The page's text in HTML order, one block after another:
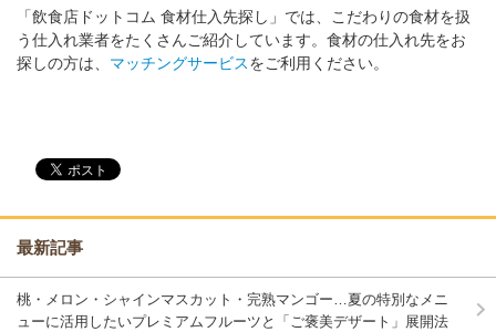
「飲食店ドットコム 食材仕入先探し」では、こだわりの食材を扱
う仕入れ業者をたくさんご紹介しています。食材の仕入れ先をお
探しの方は、 マッチングサービスをご利用ください。
最新記事
桃・メロン・シャインマスカット・完熟マンゴー…夏の特別なメニ
ューに活用したいプレミアムフルーツと「ご褒美デザート」展開法